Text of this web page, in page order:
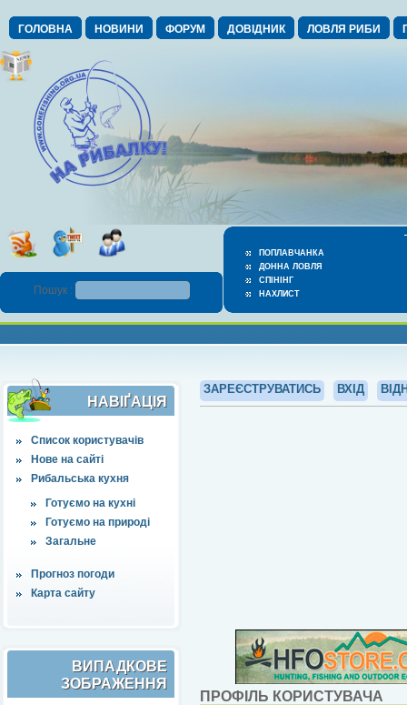
ГОЛОВНА НОВИНИ ФОРУМ ДОВІДНИК ЛОВЛЯ РИБИ
ПОПЛАВЧАНКА
ДОННА ЛОВЛЯ
СПІНІНГ
НАХЛИСТ
Пошук :
НАВІҐАЦІЯ
Список користувачів
Нове на сайті
Рибальська кухня
Готуємо на кухні
Готуємо на природі
Загальне
Прогноз погоди
Карта сайту
ВИПАДКОВЕ
ЗОБРАЖЕННЯ
ЗАРЕЄСТРУВАТИСЬ ВХІД
ПРОФІЛЬ КОРИСТУВАЧА